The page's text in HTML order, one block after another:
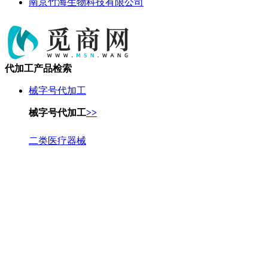
代加工产品检索
械字号代加工
械字号代加工>>
二类医疗器械